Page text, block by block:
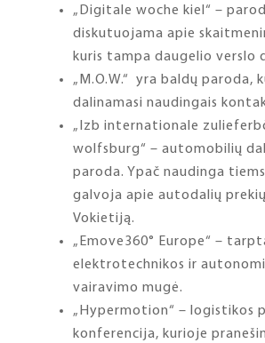
„Digitale woche kiel“ –
diskutuojama apie
kuris tampa daugelio verslo
„M.O.W.“ yra baldų paroda,
dalinamasi naudingais
„Izb internationale
wolfsburg“ – automobilių
paroda. Ypač naudinga
galvoja apie autodalių
Vokietiją.
„Emove360° Europe“ –
elektrotechnikos ir
vairavimo mugė.
„Hypermotion“ – logistikos
konferencija, kurioje